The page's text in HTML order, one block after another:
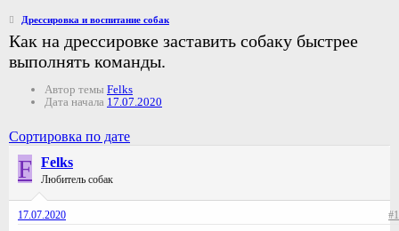
Дрессировка и воспитание собак
Как на дрессировке заставить собаку быстрее
выполнять команды.
Автор темы Felks
Дата начала 17.07.2020
Сортировка по дате
F Felks
Любитель собак
17.07.2020 #1